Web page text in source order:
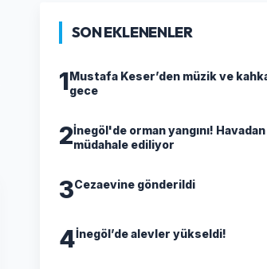
SON EKLENENLER
1Mustafa Keser’den müzik ve
gece
2İnegöl'de orman yangını!
müdahale ediliyor
3Cezaevine gönderildi
4İnegöl’de alevler yükseldi!